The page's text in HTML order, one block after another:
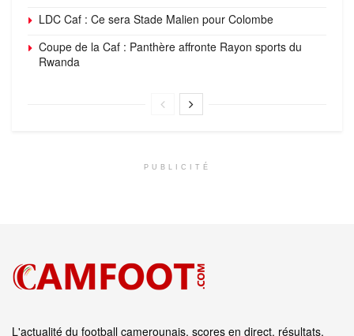
LDC Caf : Ce sera Stade Malien pour Colombe
Coupe de la Caf : Panthère affronte Rayon sports du
Rwanda
PUBLICITÉ
L'actualité du football camerounais, scores en direct, résultats,